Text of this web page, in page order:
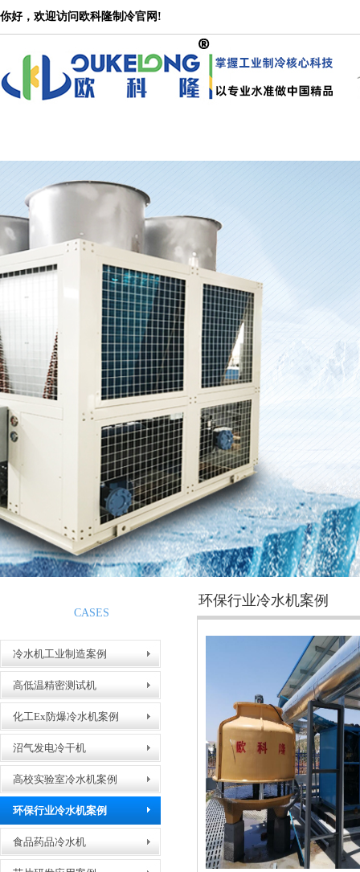
冷水机
水机，冷水机价格_冷水机_冷水机组_低温工业冷水机，冷水机生产厂家专注于工
冷水机,模温机等非标机型定制。
你好，欢迎访问欧科隆制冷官网!
CASES
冷水机工业制造案例
高低温精密测试机
化工Ex防爆冷水机案例
沼气发电冷干机
高校实验室冷水机案例
环保行业冷水机案例
食品药品冷水机
冷凝器生产车间
环保行业冷水机案例